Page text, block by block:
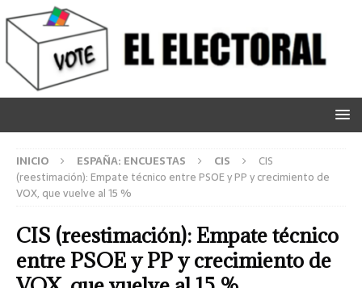
INICIO ESPAÑA: ENCUESTAS CIS
CIS
(reestimación): Empate técnico entre PSOE y PP y crecimiento de
VOX, que vuelve al 15 %
CIS (reestimación): Empate técnico
entre PSOE y PP y crecimiento de